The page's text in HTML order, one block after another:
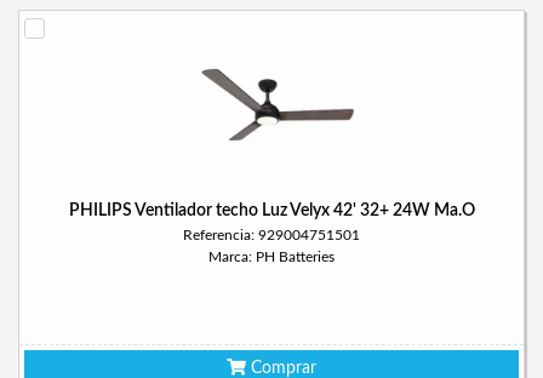
PHILIPS Ventilador techo Luz Velyx 42' 32+ 24W Ma.O
Referencia: 929004751501
Marca: PH Batteries
Comprar